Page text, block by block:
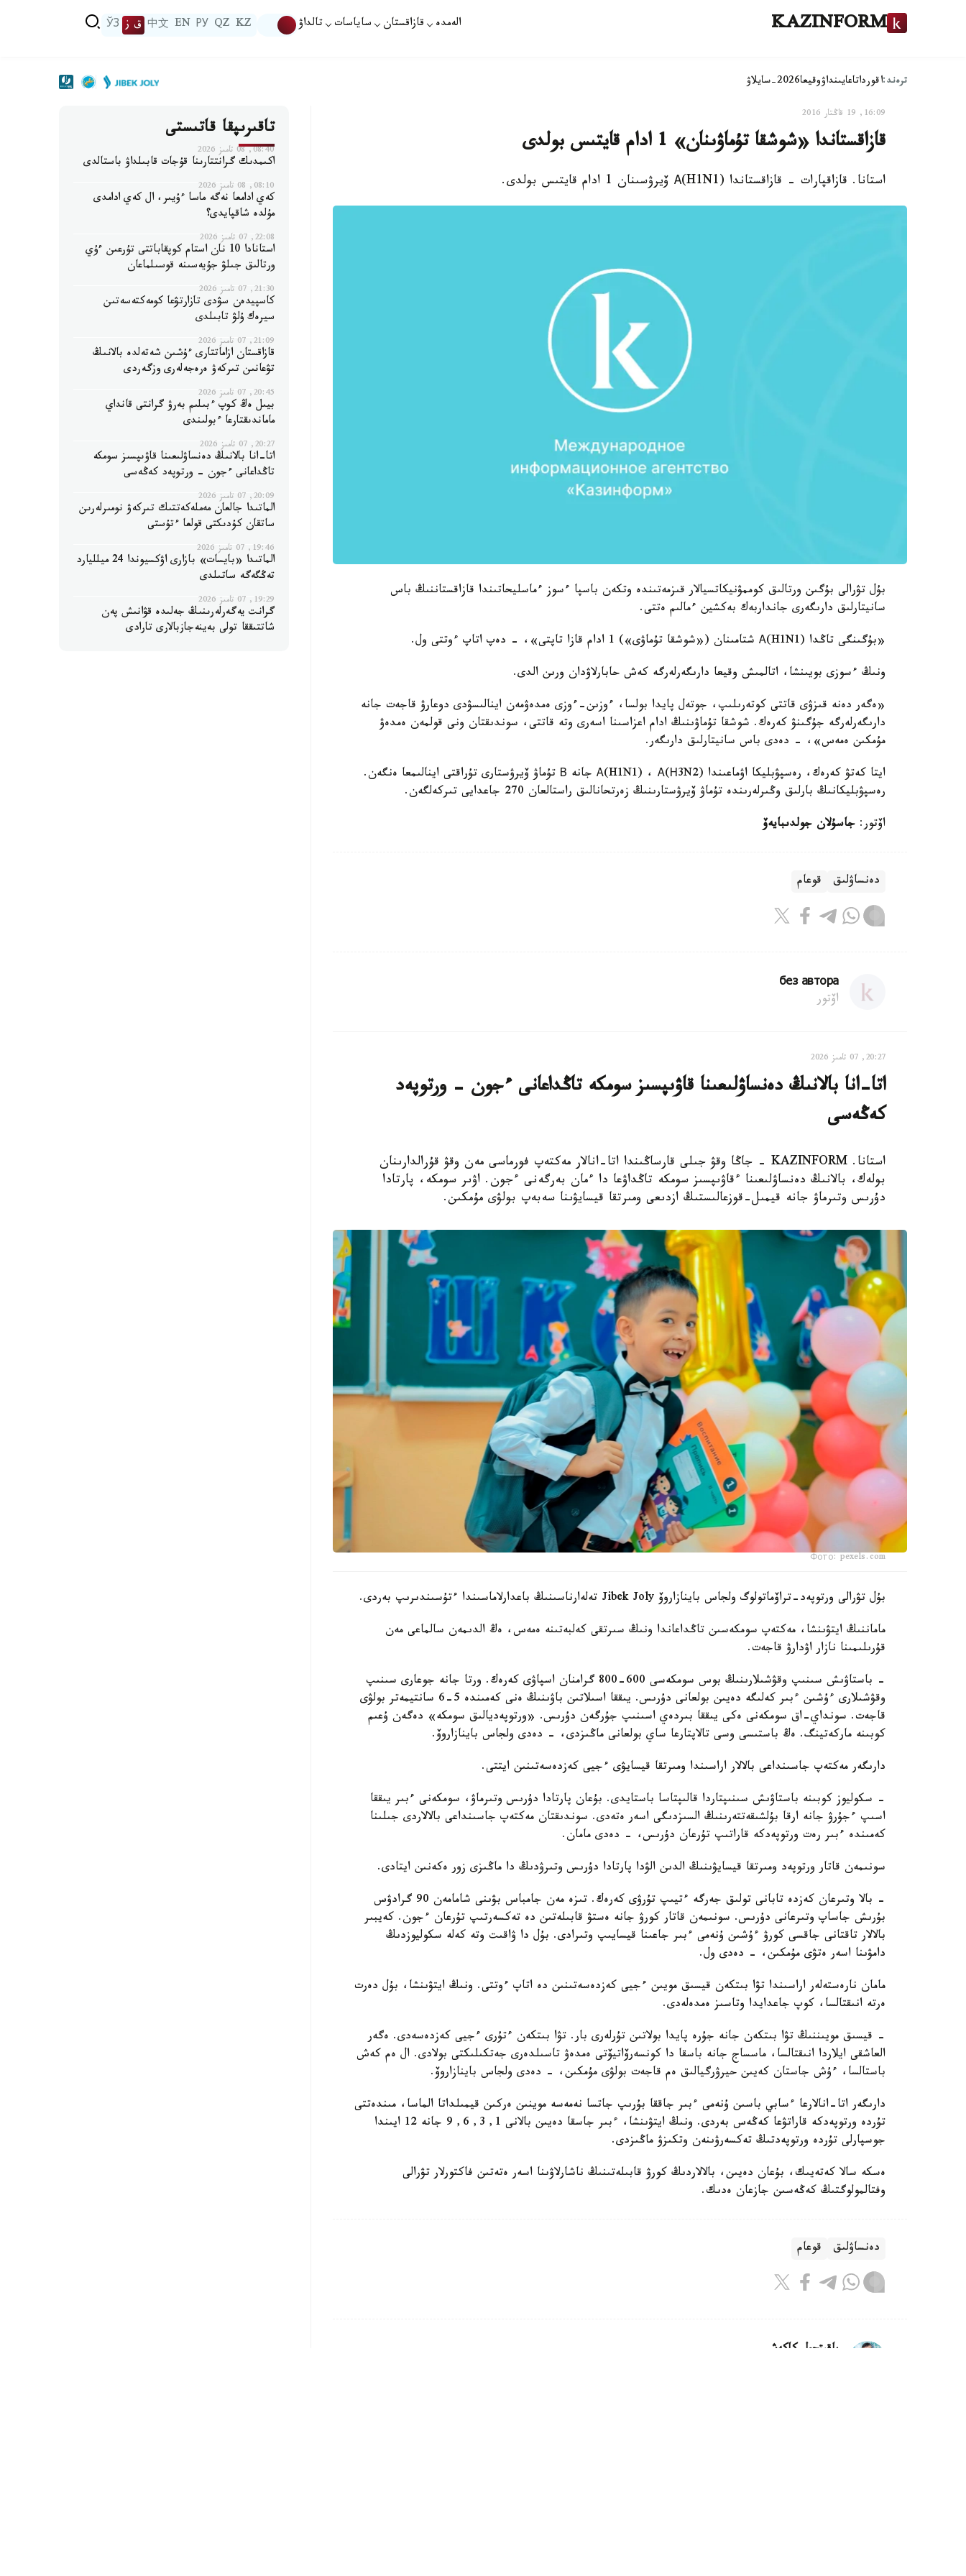
KAZINFORM الەمدە قازاقستان ساياسات تالداۋ KZ
QZ
РУ
EN
中文 ق ز ЎЗ
ترەند:اقورداتاعايىنداۋوقيعا2026-سايلاۋ
16:09, 19 قاڭتار 2016
قازاقستاندا «شوشقا تۇماۋىنان» 1 ادام قايتىس بولدى
استانا. قازاقپارات - قازاقستاندا (А(H1N1 ۆيرۋسىنان 1 ادام قايتىس بولدى.
بۇل تۋرالى بۇگىن ورتالىق كوممۋنيكاتسيالار قىزمەتىندە وتكەن باسپا ءسوز ءماسليحاتىندا قازاقستاننىڭ باس
سانيتارلىق دارىگەرى جانداربەك بەكشين ءمالىم ەتتى.
«بۇگىنگى تاڭدا (А(H1N1 شتامىنان («شوشقا تۇماۋى») 1 ادام قازا تاپتى»، - دەپ اتاپ ءوتتى ول.
ونىڭ ءسوزى بويىنشا، اتالمىش وقيعا دارىگەرلەرگە كەش حابارلاۋدان ورىن الدى.
«ەگەر دەنە قىزۋى قاتتى كوتەرىلىپ، جوتەل پايدا بولسا، ءوزىن-ءوزى ەمدەۋمەن اينالىسۋدى دوعارۋ قاجەت جانە
دارىگەرلەرگە جۇگىنۋ كەرەك. شوشقا تۇماۋىنىڭ ادام اعزاسىنا اسەرى وتە قاتتى، سوندىقتان ونى قولمەن ەمدەۋ
مۇمكىن ەمەس»، - دەدى باس سانيتارلىق دارىگەر.
ايتا كەتۋ كەرەك، رەسپۋبليكا اۋماعىندا (А(H1N1) ، А(Н3N2 جانە В تۇماۋ ۆيرۋستارى تۇراقتى اينالىمعا ەنگەن.
رەسپۋبليكانىڭ بارلىق وڭىرلەرىندە تۇماۋ ۆيرۋستارىنىڭ زەرتحانالىق راستالعان 270 جاعدايى تىركەلگەن.
اۆتور: جاسۇلان جولدىبايەۆ
دەنساۋلىق قوعام
без автора
اۆتور
20:27, 07 تامىز 2026
اتا-انا بالانىڭ دەنساۋلىعىنا قاۋىپسىز سومكە تاڭداعانى ءجون - ورتوپەد
كەڭەسى
استانا. KAZINFORM - جاڭا وقۋ جىلى قارساڭىندا اتا-انالار مەكتەپ فورماسى مەن وقۋ قۇرالدارىنان
بولەك، بالانىڭ دەنساۋلىعىنا ءقاۋىپسىز سومكە تاڭداۋعا دا ءمان بەرگەنى ءجون. اۋىر سومكە، پارتادا
دۇرىس وتىرماۋ جانە قيمىل-قوزعالىستىڭ ازدىعى ومىرتقا قيسايۋىنا سەبەپ بولۋى مۇمكىن.
Фото: pexels.com
بۇل تۋرالى ورتوپەد-تراۆماتولوگ ولجاس باينازاروۆ Jibek Joly تەلەارناسىنىڭ باعدارلاماسىندا ءتۇسىندىرىپ بەردى.
ماماننىڭ ايتۋىنشا، مەكتەپ سومكەسىن تاڭداعاندا ونىڭ سىرتقى كەلبەتىنە ەمەس، ەڭ الدىمەن سالماعى مەن
قۇرىلىمىنا نازار اۋدارۋ قاجەت.
- باستاۋىش سىنىپ وقۋشىلارىنىڭ بوس سومكەسى 600-800 گرامنان اسپاۋى كەرەك. ورتا جانە جوعارى سىنىپ
وقۋشىلارى ءۇشىن ءبىر كەلىگە دەيىن بولعانى دۇرىس. يىققا اسىلاتىن باۋىنىڭ ەنى كەمىندە 5-6 سانتيمەتر بولۋى
قاجەت. سونداي-اق سومكەنى ەكى يىققا بىردەي اسىنىپ جۇرگەن دۇرىس. «ورتوپەديالىق سومكە» دەگەن ۇعىم
كوبىنە ماركەتينگ. ەڭ باستىسى وسى تالاپتارعا ساي بولعانى ماڭىزدى، - دەدى ولجاس باينازاروۆ.
دارىگەر مەكتەپ جاسىنداعى بالالار اراسىندا ومىرتقا قيسايۋى ءجيى كەزدەسەتىنىن ايتتى.
- سكوليوز كوبىنە باستاۋىش سىنىپتاردا قالىپتاسا باستايدى. بۇعان پارتادا دۇرىس وتىرماۋ، سومكەنى ءبىر يىققا
اسىپ ءجۇرۋ جانە ارقا بۇلشىقەتتەرىنىڭ السىزدىگى اسەر ەتەدى. سوندىقتان مەكتەپ جاسىنداعى بالالاردى جىلىنا
كەمىندە ءبىر رەت ورتوپەدكە قاراتىپ تۇرعان دۇرىس، - دەدى مامان.
سونىمەن قاتار ورتوپەد ومىرتقا قيسايۋىنىڭ الدىن الۋدا پارتادا دۇرىس وتىرۋدىڭ دا ماڭىزى زور ەكەنىن ايتادى.
- بالا وتىرعان كەزدە تابانى تولىق جەرگە ءتيىپ تۇرۋى كەرەك. تىزە مەن جامباس بۋىنى شامامەن 90 گرادۋس
بۇرىش جاساپ وتىرعانى دۇرىس. سونىمەن قاتار كورۋ جانە ەستۋ قابىلەتىن دە تەكسەرتىپ تۇرعان ءجون. كەيبىر
بالالار تاقتانى جاقسى كورۋ ءۇشىن ۇنەمى ءبىر جاعىنا قيسايىپ وتىرادى. بۇل دا ۋاقىت وتە كەلە سكوليوزدىڭ
دامۋىنا اسەر ەتۋى مۇمكىن، - دەدى ول.
مامان نارەستەلەر اراسىندا تۋا بىتكەن قيسىق مويىن ءجيى كەزدەسەتىنىن دە اتاپ ءوتتى. ونىڭ ايتۋىنشا، بۇل دەرت
ەرتە انىقتالسا، كوپ جاعدايدا وتاسىز ەمدەلەدى.
- قيسىق مويىننىڭ تۋا بىتكەن جانە جۇرە پايدا بولاتىن تۇرلەرى بار. تۋا بىتكەن ءتۇرى ءجيى كەزدەسەدى. ەگەر
العاشقى ايلاردا انىقتالسا، ماسساج جانە باسقا دا كونسەرۆاتيۆتى ەمدەۋ تاسىلدەرى جەتكىلىكتى بولادى. ال ەم كەش
باستالسا، ءۇش جاستان كەيىن حيرۋرگيالىق ەم قاجەت بولۋى مۇمكىن، - دەدى ولجاس باينازاروۆ.
دارىگەر اتا-انالارعا ءسابي باسىن ۇنەمى ءبىر جاققا بۇرىپ جاتسا نەمەسە موينىن ەركىن قيمىلداتا الماسا، مىندەتتى
تۇردە ورتوپەدكە قاراتۋعا كەڭەس بەردى. ونىڭ ايتۋىنشا، ءبىر جاسقا دەيىن بالانى 1, 3, 6, 9 جانە 12 ايىندا
جوسپارلى تۇردە ورتوپەدتىڭ تەكسەرۋىنەن وتكىزۋ ماڭىزدى.
ەسكە سالا كەتەيىك، بۇعان دەيىن، بالالاردىڭ كورۋ قابىلەتىنىڭ ناشارلاۋىنا اسەر ەتەتىن فاكتورلار تۋرالى
وفتالمولوگتىڭ كەڭەسىن جازعان ەدىك.
دەنساۋلىق قوعام
باقىتجول كاكەش
تاقىرىپقا قاتىستى
08:40, 08 تامىز 2026
اكىمدىك گرانتتارىنا قۇجات قابىلداۋ باستالدى
08:10, 08 تامىز 2026
كەي ادامعا نەگە ماسا ءۇيىر، ال كەي ادامدى
مۇلدە شاقپايدى؟
22:08, 07 تامىز 2026
استانادا 10 نان استام كوپقاباتتى تۇرعىن ءۇي
ورتالىق جىلۋ جۇيەسىنە قوسىلماعان
21:30, 07 تامىز 2026
كاسپيدەن سۋدى تازارتۋعا كومەكتەسەتىن
سيرەك ۇلۋ تابىلدى
21:09, 07 تامىز 2026
قازاقستان ازاماتتارى ءۇشىن شەتەلدە بالانىڭ
تۋعانىن تىركەۋ ەرەجەلەرى وزگەردى
20:45, 07 تامىز 2026
بيىل ەڭ كوپ ءبىلىم بەرۋ گرانتى قانداي
ماماندىقتارعا ءبولىندى
20:27, 07 تامىز 2026
اتا-انا بالانىڭ دەنساۋلىعىنا قاۋىپسىز سومكە
تاڭداعانى ءجون - ورتوپەد كەڭەسى
20:09, 07 تامىز 2026
الماتىدا جالعان مەملەكەتتىك تىركەۋ نومىرلەرىن
ساتقان كۇدىكتى قولعا ءتۇستى
19:46, 07 تامىز 2026
الماتىدا «بايسات» بازارى اۋكسيوندا 24 ميلليارد
تەڭگەگە ساتىلدى
19:29, 07 تامىز 2026
گرانت يەگەرلەرىنىڭ جەلىدە قۋانىش پەن
شاتتىققا تولى بەينەجازبالارى تارادى